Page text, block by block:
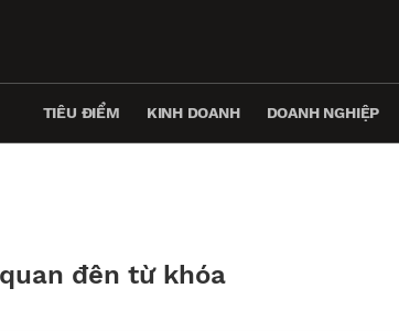
TIÊU ĐIỂM KINH DOANH DOANH NGHIỆP
đên từ khóa